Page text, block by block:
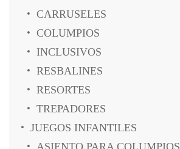
CARRUSELES
COLUMPIOS
INCLUSIVOS
RESBALINES
RESORTES
TREPADORES
JUEGOS INFANTILES
ASIENTO PARA COLUMPIOS